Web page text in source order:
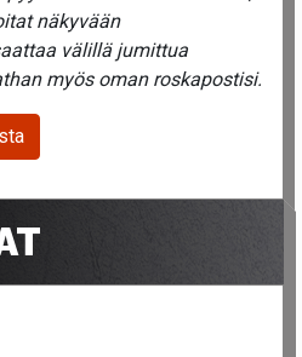
näkyvään
välillä jumittua
myös oman roskapostisi.